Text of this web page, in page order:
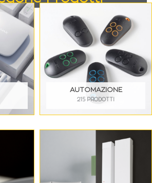
AUTOMAZIONE
215 PRODOTTI